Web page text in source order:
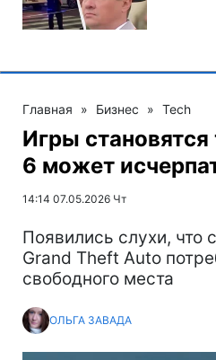
Главная » Бизнес » Tech
Игры становятся
6 может
14:14 07.05.2026 Чт
Появились слухи, что
Grand Theft Auto
свободного места
ОЛЬГА ЗАВАДА